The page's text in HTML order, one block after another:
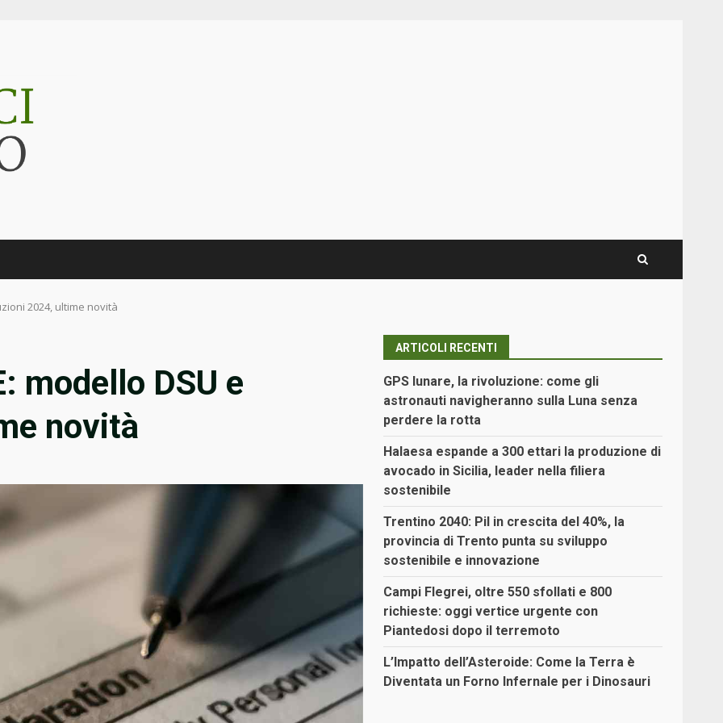
2024, ultime novità
modello DSU e
novità
ARTICOLI RECENTI
GPS lunare, la rivoluzione: come gli
astronauti navigheranno sulla Luna senza
perdere la rotta
Halaesa espande a 300 ettari la produzione di
avocado in Sicilia, leader nella filiera
sostenibile
Trentino 2040: Pil in crescita del 40%, la
provincia di Trento punta su sviluppo
sostenibile e innovazione
Campi Flegrei, oltre 550 sfollati e 800
richieste: oggi vertice urgente con
Piantedosi dopo il terremoto
L’Impatto dell’Asteroide: Come la Terra è
Diventata un Forno Infernale per i Dinosauri